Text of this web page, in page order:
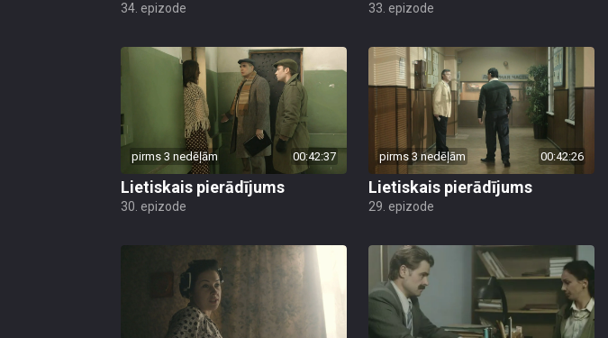
34. epizode 33. epizode
pirms 3 nedēļām 00:42:37
Lietiskais pierādījums
30. epizode
pirms 3 nedēļām 00:42:26
Lietiskais pierādījums
29. epizode